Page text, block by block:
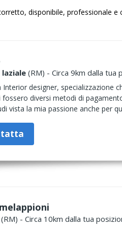
disponibile, professionale e
(RM) - Circa 9km dalla tua
Interior designer, specializzazione
fossero diversi metodi di
vista la mia passione anche per
(RM) - Circa 10km dalla tua